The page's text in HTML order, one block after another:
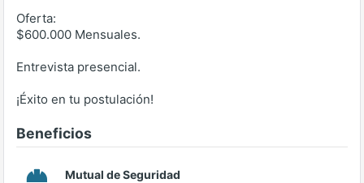
Oferta:
$600.000 Mensuales.
Entrevista presencial.
¡Éxito en tu postulación!
Beneficios
Mutual de Seguridad